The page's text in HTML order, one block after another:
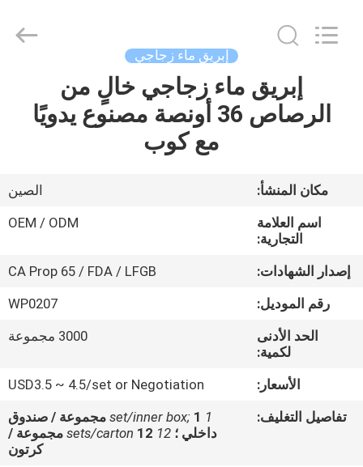
الصفحة
الرئيسية
أشرطة
معلومات
في
المعمل
PRODUCTS
إبريق ماء زجاجي
إبريق ماء زجاجي خالٍ من
الرصاص 36 أونصة مصنوع يدويًا
مع كوب
مكان المنشأ:
الصين
اسم العلامة
التجارية:
OEM / ODM
إصدار الشهادات:
CA Prop 65 / FDA / LFGB
رقم الموديل:
WP0207
الحد الأدنى
لكمية:
3000 مجموعة
الأسعار:
USD3.5 ~ 4.5/set or Negotiation
تفاصيل التغليف:
1 set/inner box;
1 مجموعة / صندوق
داخلي ؛ 12 sets/carton
12 مجموعة /
كرتون